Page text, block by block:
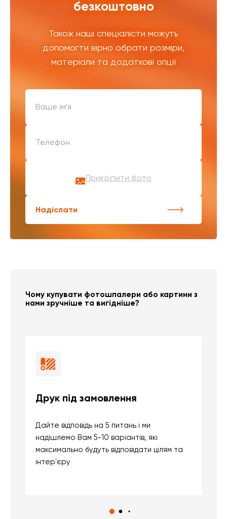
безкоштовно
Також наші спеціалісти можуть
допомогти вірно обрати розміри,
матеріали та додаткові опції
Прикріпити фото
Надіслати
Чому купувати фотошпалери або картини з
нами зручніше та вигідніше?
Друк під замовлення
Дайте відповідь на 5 питань і ми
надішлемо Вам 5-10 варіантів, які
максимально будуть відповідати цілям та
інтер'єру